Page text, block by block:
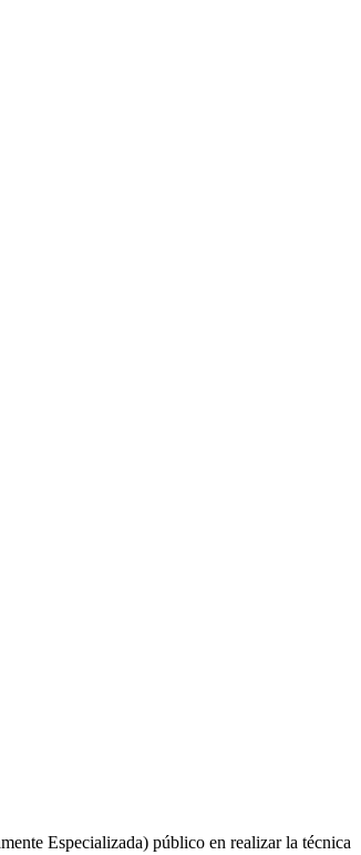
Especializada) público en realizar la técnica